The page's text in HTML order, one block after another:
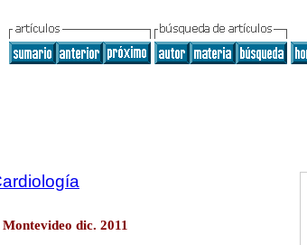
dic. 2011